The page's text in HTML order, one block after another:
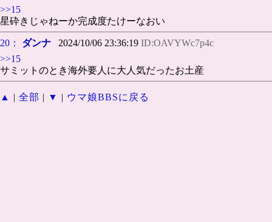
>>15
星砕きじゃねーか完成度たけーなおい
20： ダンナ 2024/10/06 23:36:19 ID:OAVYWc7p4c
>>15
サミットのとき海外要人に大人気だったお土産
▲ | 全部 | ▼ | ウマ娘BBSに戻る